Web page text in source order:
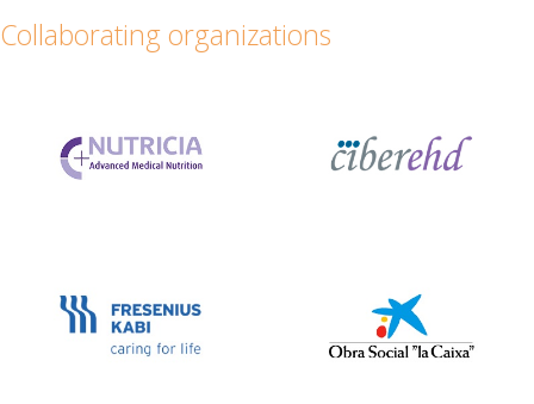
Collaborating organizations